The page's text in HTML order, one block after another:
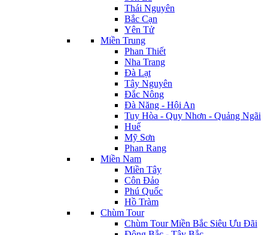
Thái Nguyên
Bắc Cạn
Yên Tử
Miền Trung
Phan Thiết
Nha Trang
Đà Lạt
Tây Nguyên
Đắc Nông
Đà Năng - Hội An
Tuy Hòa - Quy Nhơn - Quảng Ngãi
Huế
Mỹ Sơn
Phan Rang
Miền Nam
Miền Tây
Côn Đảo
Phú Quốc
Hồ Tràm
Chùm Tour
Chùm Tour Miền Bắc Siêu Ưu Đãi